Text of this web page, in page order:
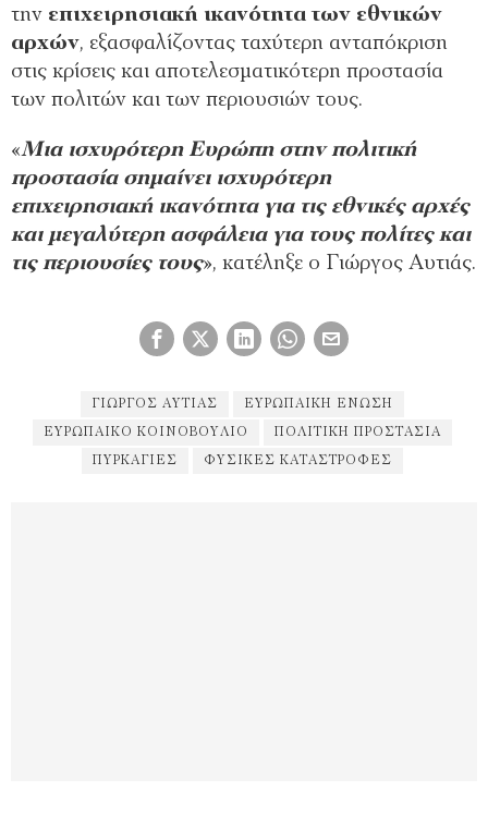
την επιχειρησιακή ικανότητα των εθνικών
αρχών, εξασφαλίζοντας ταχύτερη ανταπόκριση
στις κρίσεις και αποτελεσματικότερη προστασία
των πολιτών και των περιουσιών τους.
«Μια ισχυρότερη Ευρώπη στην πολιτική
προστασία σημαίνει ισχυρότερη
επιχειρησιακή ικανότητα για τις εθνικές αρχές
και μεγαλύτερη ασφάλεια για τους πολίτες και
τις περιουσίες τους», κατέληξε ο Γιώργος Αυτιάς.
ΓΙΩΡΓΟΣ ΑΥΤΙΆΣ ΕΥΡΩΠΑΙΚΉ ΕΝΩΣΗ
ΕΥΡΩΠΑΙΚΌ ΚΟΙΝΟΒΟΎΛΙΟ ΠΟΛΙΤΙΚΉ ΠΡΟΣΤΑΣΊΑ
ΠΥΡΚΑΓΙΈΣ ΦΥΣΙΚΈΣ ΚΑΤΑΣΤΡΟΦΈΣ